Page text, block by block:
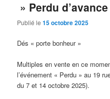
» Perdu
Publié le15 octobre 2025
Dés « porte bonheur »
Multiples en vente en ce
l’événement « Perdu » au 19
du 7 et 14 octobre 2025).